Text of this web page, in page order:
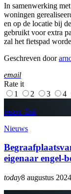
In samenwerking
woningen
en op de locatie bij
gebruikt voor extra
zal het fietspad
Geschreven door
email
Rate it
1
2 3 4
insert_link
Nieuws
eigenaar engel-
today8 augustus 2024